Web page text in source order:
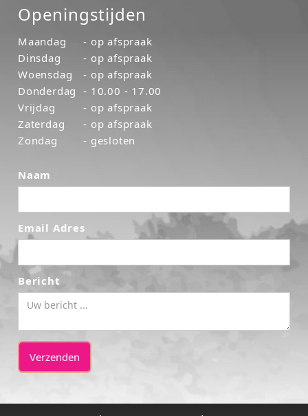
Openingstijden
Maandag
Dinsdag
Woensdag
Donderdag
Vrijdag
Zaterdag
Zondag
- op afspraak
- op afspraak
- op afspraak
- 10.00 - 17.00
- op afspraak
- op afspraak
- gesloten
Naam
Email Adres
Bericht